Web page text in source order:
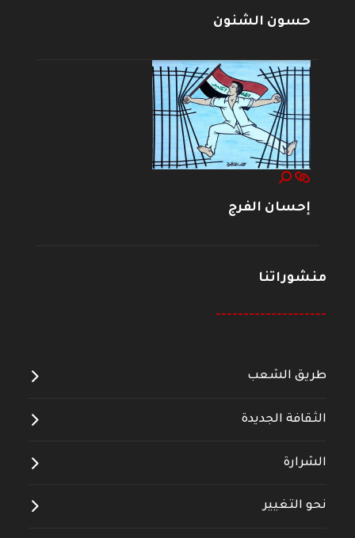
حسون الشنون
إحسان الفرج
منشوراتنا
--------------------
طريق الشعب
الثقافة الجديدة
الشرارة
نحو التغيير